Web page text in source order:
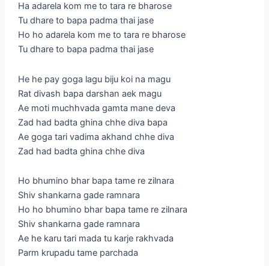
Ha adarela kom me to tara re bharose
Tu dhare to bapa padma thai jase
Ho ho adarela kom me to tara re bharose
Tu dhare to bapa padma thai jase
He he pay goga lagu biju koi na magu
Rat divash bapa darshan aek magu
Ae moti muchhvada gamta mane deva
Zad had badta ghina chhe diva bapa
Ae goga tari vadima akhand chhe diva
Zad had badta ghina chhe diva
Ho bhumino bhar bapa tame re zilnara
Shiv shankarna gade ramnara
Ho ho bhumino bhar bapa tame re zilnara
Shiv shankarna gade ramnara
Ae he karu tari mada tu karje rakhvada
Parm krupadu tame parchada